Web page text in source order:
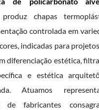
chapas
controlada em
indicadas para
diferenciação estética,
e estética
Atuamos
de fabricantes